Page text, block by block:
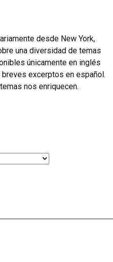
desde New York,
una diversidad de temas
únicamente en inglés
excerptos en español.
nos enriquecen.